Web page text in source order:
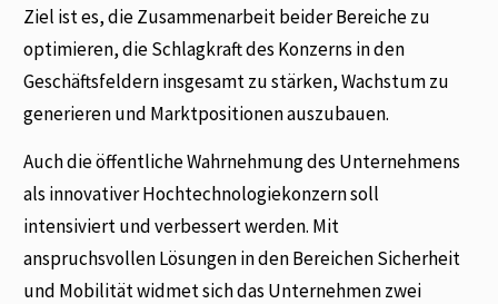
Ziel ist es, die Zusammenarbeit beider Bereiche zu
optimieren, die Schlagkraft des Konzerns in den
Geschäftsfeldern insgesamt zu stärken, Wachstum zu
generieren und Marktpositionen auszubauen.
Auch die öffentliche Wahrnehmung des Unternehmens
als innovativer Hochtechnologiekonzern soll
intensiviert und verbessert werden. Mit
anspruchsvollen Lösungen in den Bereichen Sicherheit
und Mobilität widmet sich das Unternehmen zwei